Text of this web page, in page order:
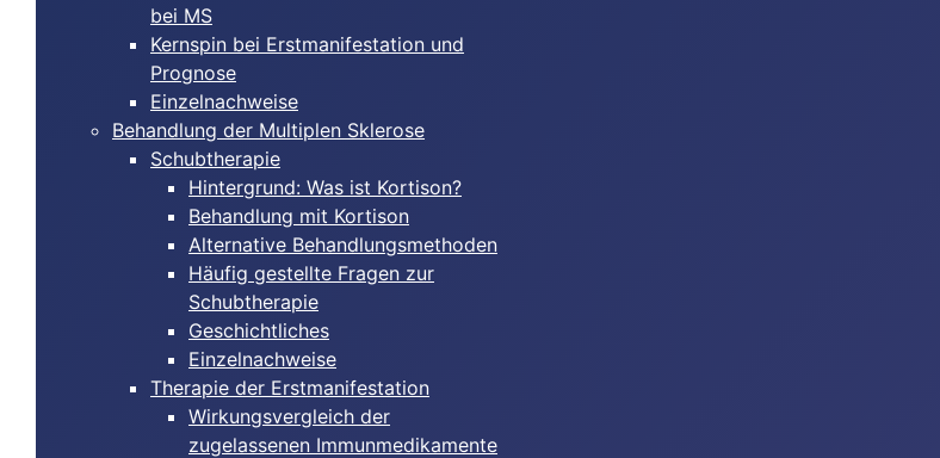
bei MS
Kernspin bei Erstmanifestation und
Prognose
Einzelnachweise
Behandlung der Multiplen Sklerose
Schubtherapie
Hintergrund: Was ist Kortison?
Behandlung mit Kortison
Alternative Behandlungsmethoden
Häufig gestellte Fragen zur
Schubtherapie
Geschichtliches
Einzelnachweise
Therapie der Erstmanifestation
Wirkungsvergleich der
zugelassenen Immunmedikamente